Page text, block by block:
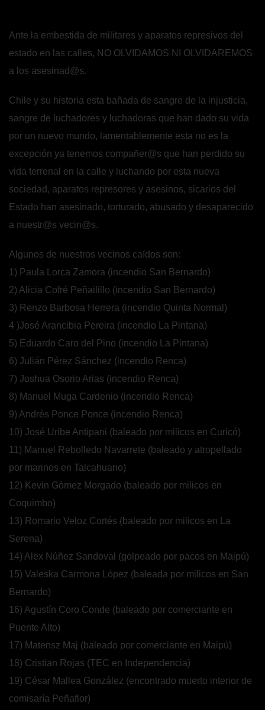
Ante la embestida de militares y aparatos represivos del
estado en las calles, NO OLVIDAMOS NI OLVIDAREMOS
a los asesinad@s.
Chile y su historia esta bañada de sangre de la injusticia,
sangre de luchadores y luchadoras que han dado su vida
por un nuevo mundo, lamentablemente esta no es la
excepción ya tenemos compañer@s que han perdido su
vida terrenal en la calle y luchando por esta nueva
sociedad, aparatos represores y asesinos, sicarios del
Estado han asesinado, torturado, abusado y desaparecido
a nuestr@s vecin@s.
Algunos de nuestros vecinos caídos son:
1) Paula Lorca Zamora (incendio San Bernardo)
2) Alicia Cofré Peñailillo (incendio San Bernardo)
3) Renzo Barbosa Herrera (incendio Quinta Normal)
4 )José Arancibia Pereira (incendio La Pintana)
5) Eduardo Caro del Pino (incendio La Pintana)
6) Julián Pérez Sánchez (incendio Renca)
7) Joshua Osorio Arias (incendio Renca)
8) Manuel Muga Cardenio (incendio Renca)
9) Andrés Ponce Ponce (incendio Renca)
10) José Uribe Antipani (baleado por milicos en Curicó)
11) Manuel Rebolledo Navarrete (baleado y atropellado
por marinos en Talcahuano)
12) Kevin Gómez Morgado (baleado por milicos en
Coquimbo)
13) Romario Veloz Cortés (baleado por milicos en La
Serena)
14) Alex Núñez Sandoval (golpeado por pacos en Maipú)
15) Valeska Carmona López (baleada por milicos en San
Bernardo)
16) Agustín Coro Conde (baleado por comerciante en
Puente Alto)
17) Matensz Maj (baleado por comerciante en Maipú)
18) Cristian Rojas (TEC en Independencia)
19) César Mallea González (encontrado muerto interior de
comisaría Peñaflor)